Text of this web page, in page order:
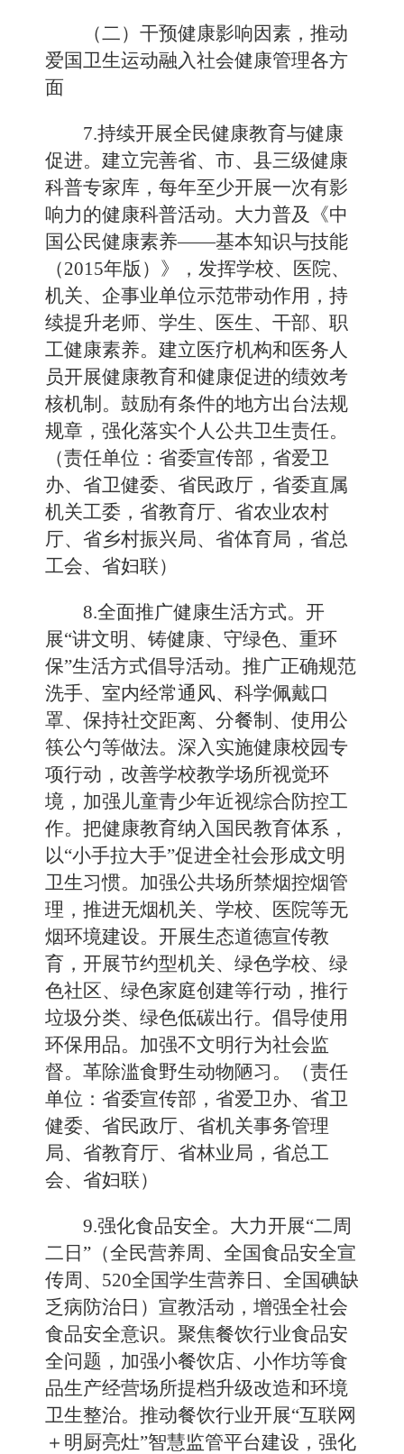
（二）干预健康影响因素，推动
爱国卫生运动融入社会健康管理各方
面
7.持续开展全民健康教育与健康
促进。建立完善省、市、县三级健康
科普专家库，每年至少开展一次有影
响力的健康科普活动。大力普及《中
国公民健康素养——基本知识与技能
（2015年版）》，发挥学校、医院、
机关、企事业单位示范带动作用，持
续提升老师、学生、医生、干部、职
工健康素养。建立医疗机构和医务人
员开展健康教育和健康促进的绩效考
核机制。鼓励有条件的地方出台法规
规章，强化落实个人公共卫生责任。
（责任单位：省委宣传部，省爱卫
办、省卫健委、省民政厅，省委直属
机关工委，省教育厅、省农业农村
厅、省乡村振兴局、省体育局，省总
工会、省妇联）
8.全面推广健康生活方式。开
展“讲文明、铸健康、守绿色、重环
保”生活方式倡导活动。推广正确规范
洗手、室内经常通风、科学佩戴口
罩、保持社交距离、分餐制、使用公
筷公勺等做法。深入实施健康校园专
项行动，改善学校教学场所视觉环
境，加强儿童青少年近视综合防控工
作。把健康教育纳入国民教育体系，
以“小手拉大手”促进全社会形成文明
卫生习惯。加强公共场所禁烟控烟管
理，推进无烟机关、学校、医院等无
烟环境建设。开展生态道德宣传教
育，开展节约型机关、绿色学校、绿
色社区、绿色家庭创建等行动，推行
垃圾分类、绿色低碳出行。倡导使用
环保用品。加强不文明行为社会监
督。革除滥食野生动物陋习。（责任
单位：省委宣传部，省爱卫办、省卫
健委、省民政厅、省机关事务管理
局、省教育厅、省林业局，省总工
会、省妇联）
9.强化食品安全。大力开展“二周
二日”（全民营养周、全国食品安全宣
传周、520全国学生营养日、全国碘缺
乏病防治日）宣教活动，增强全社会
食品安全意识。聚焦餐饮行业食品安
全问题，加强小餐饮店、小作坊等食
品生产经营场所提档升级改造和环境
卫生整治。推动餐饮行业开展“互联网
＋明厨亮灶”智慧监管平台建设，强化